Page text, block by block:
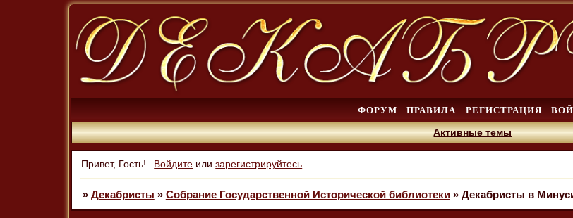
ФОРУМ ПРАВИЛА РЕГИСТРАЦИЯ
Активные темы
Привет, Гость! Войдите илизарегистрируйтесь.
» Декабристы » Собрание Государственной Исторической библиотеки » Декабристы в